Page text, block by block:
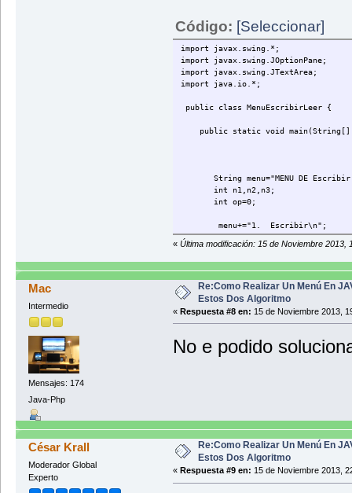
Código: [Seleccionar]
import javax.swing.*;
import javax.swing.JOptionPane;
import javax.swing.JTextArea;
import java.io.*;
public class MenuEscribirLeer {
public static void main(String[]
String menu="MENU DE
int n1,n2,n3;
int op=0;
menu+="1. Escribir\n";
menu+="2. Leer\n";
menu+="3. Fin\n";
menu+="Escoja Opción:\n";
while (op!=3){
case 1:
break;
case 3:
« Última modificación: 15 de Noviembre 2013,
Mac
Intermedio
Mensajes: 174
Java-Php
Re:Como Realizar Un Menú En
Estos Dos Algoritmo
« Respuesta #8 en: 15 de Noviembre 2013,
No e podido
César Krall
Moderador Global
Experto
Re:Como Realizar Un Menú En
Estos Dos Algoritmo
« Respuesta #9 en: 15 de Noviembre 2013,